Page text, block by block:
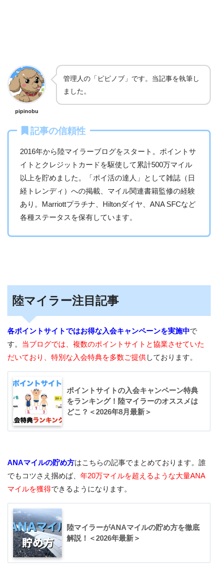
pipinobu
管理人の「ピピノブ」です。当記事を執筆し
ました。
記事の信頼性
2016年から陸マイラーブログをスタート。ポイントサ
イトとクレジットカードを駆使して累計500万マイル
以上を貯めました。「ポイ活の達人」として雑誌（日
経トレンディ）への掲載、マイル関連書籍監修の経験
あり。Marriottプラチナ、Hiltonダイヤ、ANA SFCなど
各種ステータスを保有しています。
陸マイラー注目記事
各ポイントサイトではお得な入会キャンペーンを実施中で
す。 当ブログでは、複数のポイントサイトと協業させていた
だいており、特別な入会特典を多数ご提供しております。
ポイントサイトの入会キャンペーン特典
をランキング！陸マイラーのオススメは
どこ？＜2026年8月最新＞
ANAマイルの貯め方はこちらの記事でまとめております。誰
でもコツさえ掴めば、 年20万マイルを超えるような大量ANA
マイルを獲得できるようになります。
陸マイラーがANAマイルの貯め方を徹底
解説！＜2026年最新＞